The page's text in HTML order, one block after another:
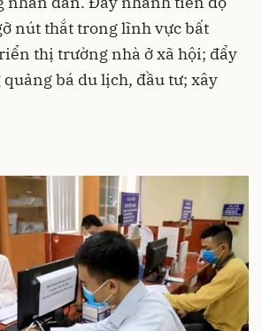
nút thắt trong lĩnh vực bất
thị trường nhà ở xã hội; đẩy
bá du lịch, đầu tư; xây